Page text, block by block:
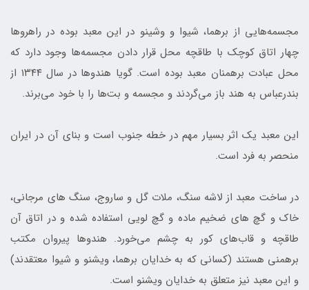
ﻣﺠﺴﻤﻪ‌هایی ﺍﺯ ﺑﺮﻫﻤﺎ، ﺷﻴﻮﺍ ﻭ ﻭﺷﻴﻨﻮ ﺩﺭ این معبد ﺑﻮﺩﻩ ﺩﺭ ﺭﺍﻫﺮﻭﻫﺎ
ﭼﻬﺎﺭ ﺍﺗﺎﻕ کوچک ﺑﺎ ﻃﺎﻗﭽﻪ ﻣﺤﻞ ﻗﺮﺍﺭ ﺩﺍﺩﻥ ﻣﺠﺴﻤﻪ‌ﻫﺎ ﻭﺟﻮﺩ ﺩﺍﺭﺩ که
ﻣﺤﻞ ﻋﺒﺎﺩﺕ ﺑﺮﻫﻤﻨﺎﻥ ﻣﻌﺒﺪ ﺑﻮﺩﻩ ﺍﺳﺖ. ﮔﻮﻳﺎ ﻫﻨﺪﻭﻫﺎ ﺩﺭ ﺳﺎﻝ ۱۳۴۴ ﺍﺯ
ﺑﻨﺪﺭﻋﺒﺎﺱ ﺑﻪ ﻫﻨﺪ ﺑﺎﺯ می‌ﮔﺮﺩﻧﺪ ﻭ ﻣﺠﺴﻤﻪ ﻭ ﺑﺖ‌ﻫﺎ ﺭﺍ ﺑﺎ ﺧﻮﺩ می‌برﻧﺪ.
ﺍﻳﻦ ﻣﻌﺒﺪ یک ﺍﺛﺮ ﺑﺴﻴﺎﺭ ﻣﻬﻢ در ﺧﻄﻪ جنوب ﺍﺳﺖ ﻭ ﺑﻨﺎی آن ﺩﺭ ﺍﻳﺮﺍﻥ
ﻣﻨﺤﺼﺮ ﺑﻪ ﻓﺮﺩ ﺍﺳﺖ.
در ساخت معبد از لاشه سنگ، ملات گل و ساروج، سنگ‌ هاى مرجانى،
خاک و گچ‌ هاى ضخیم ماده و گچ لویى استفاده شده و در اتاق آن
طاقچه و قاب‌هاى کور به چشم می‌خورد. هندوها پیروان مكتب
برهمنى هستند (كسانى كه به خدایان برهما، ویشنو و شیوا معتقدند)
و این معبد نیز متعلق به خدایان ویشنو است.